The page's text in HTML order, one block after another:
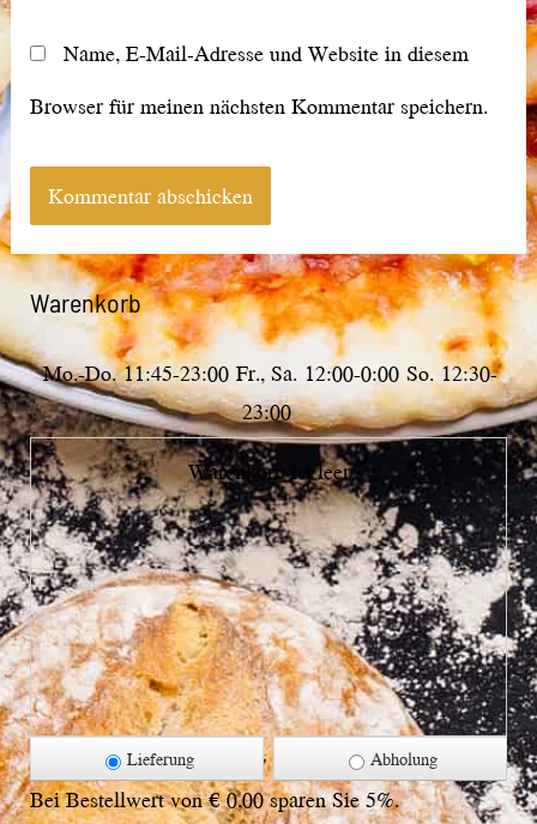
Name, E-Mail-Adresse und Website in diesem
Browser für meinen nächsten Kommentar speichern.
Warenkorb
Mo.-Do. 11:45-23:00 Fr., Sa. 12:00-0:00 So. 12:30-
23:00
Warenkorb ist leer
Lieferung Abholung
Bei Bestellwert von € 0,00 sparen Sie 5%.